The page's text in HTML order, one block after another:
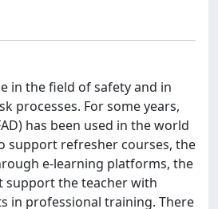
in the field of safety and in
processes. For some years,
has been used in the world
support refresher courses, the
e-learning platforms, the
support the teacher with
in professional training. There